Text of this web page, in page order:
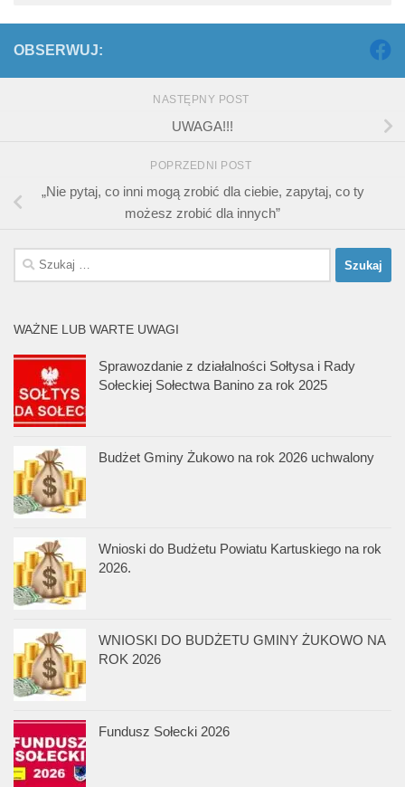
OBSERWUJ:
NASTĘPNY POST
UWAGA!!!
POPRZEDNI POST
„Nie pytaj, co inni mogą zrobić dla ciebie, zapytaj, co ty
możesz zrobić dla innych”
Szukaj:
WAŻNE LUB WARTE UWAGI
Sprawozdanie z działalności Sołtysa i Rady
Sołeckiej Sołectwa Banino za rok 2025
Budżet Gminy Żukowo na rok 2026 uchwalony
Wnioski do Budżetu Powiatu Kartuskiego na rok
2026.
WNIOSKI DO BUDŻETU GMINY ŻUKOWO NA
ROK 2026
Fundusz Sołecki 2026